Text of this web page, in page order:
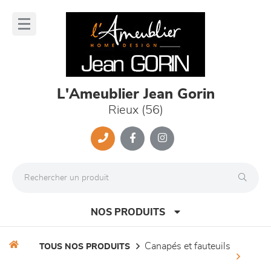
L'Ameublier Jean Gorin
Rieux (56)
NOS PRODUITS
TOUS NOS PRODUITS canapés et fauteuils